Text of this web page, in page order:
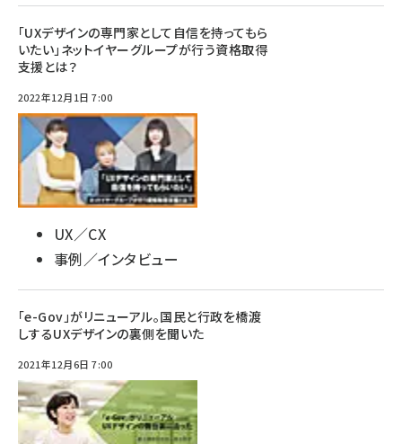
「UXデザインの専門家として自信を持ってもら
いたい」ネットイヤーグループが行う資格取得
支援とは？
2022年12月1日 7:00
UX／CX
事例／インタビュー
「e-Gov」がリニューアル。国民と行政を橋渡
しするUXデザインの裏側を聞いた
2021年12月6日 7:00